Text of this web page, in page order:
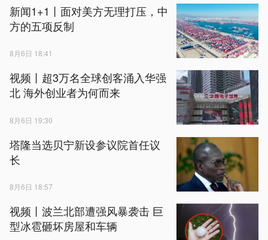
新闻1+1丨面对美方无理打压，中
方的五项反制
8月6日 18:41
视频丨超3万名全球创客涌入华强
北 海外创业者为何而来
8月6日 19:30
塔隆当选贝宁新设参议院首任议
长
8月6日 18:57
视频丨波兰北部遭强风暴袭击 巨
型冰雹砸坏房屋和车辆